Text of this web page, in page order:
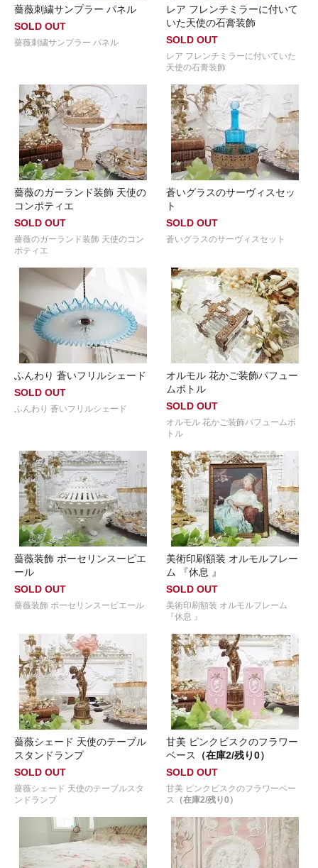
薔薇刺繍サンプラー パネル
SOLD OUT
薔薇刺繍サンプラー パネル
レア フレンチミラーに付いて
いた天使の石膏装飾
SOLD OUT
レア フレンチミラーに付いていた
天使の石膏装飾
薔薇のガーランド装飾 天使の
コンポティエ
SOLD OUT
薔薇のガーランド装飾 天使のコン
ポティエ
蒼いグラスのサーヴィスセッ
ト
SOLD OUT
蒼いグラスのサーヴィスセット
ふんわり 蒼いフリルシェード
SOLD OUT
ふんわり 蒼いフリルシェード
オルモル 花かご装飾パフュー
ムボトル
SOLD OUT
オルモル 花かご装飾パフュームボ
トル
薔薇装飾 ポーセリンスーピエ
ール
SOLD OUT
薔薇装飾 ポーセリンスーピエール
美術印刷額装 オルモルフレー
ム 『休息 』
SOLD OUT
美術印刷額装 オルモルフレーム
『休息 』
薔薇シェード 天使のテーブル
スタンドランプ
SOLD OUT
薔薇シェード 天使のテーブルスタ
ンドランプ
甘美 ピンクビスクのフラワー
ベース
（在庫2/残り0）
SOLD OUT
甘美 ピンクビスクのフラワーベー
ス
（在庫2/残り0）